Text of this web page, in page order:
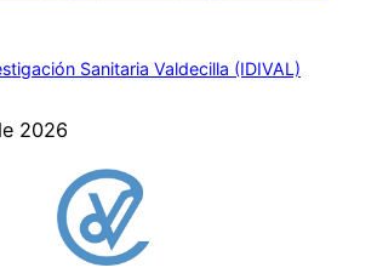
Sanitaria Valdecilla (IDIVAL)
2026